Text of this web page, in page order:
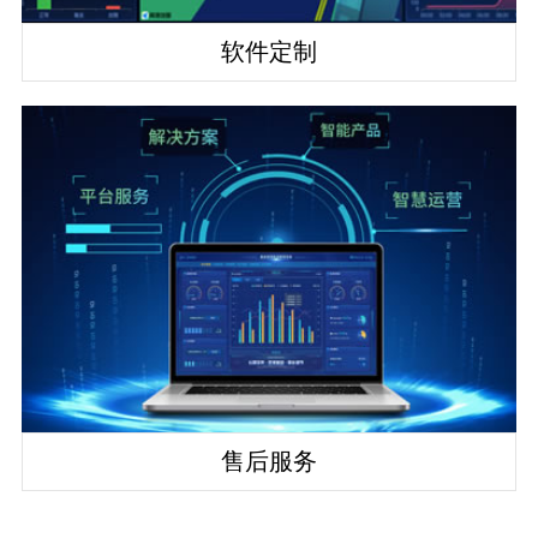
软件定制
售后服务